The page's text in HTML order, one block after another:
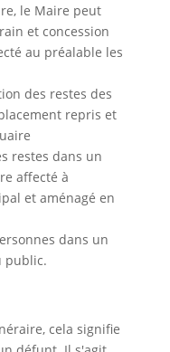
le Maire peut
et concession
au préalable les
des restes des
repris et
restes dans un
affecté à
et aménagé en
dans un
public.
cela signifie